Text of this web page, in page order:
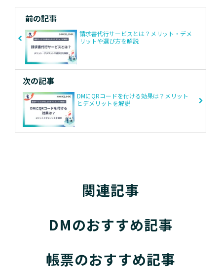
前の記事
請求書代行サービスとは？メリット・デメ
リットや選び方を解説
次の記事
DMにQRコードを付ける効果は？メリット
とデメリットを解説
関連記事
DMのおすすめ記事
帳票のおすすめ記事